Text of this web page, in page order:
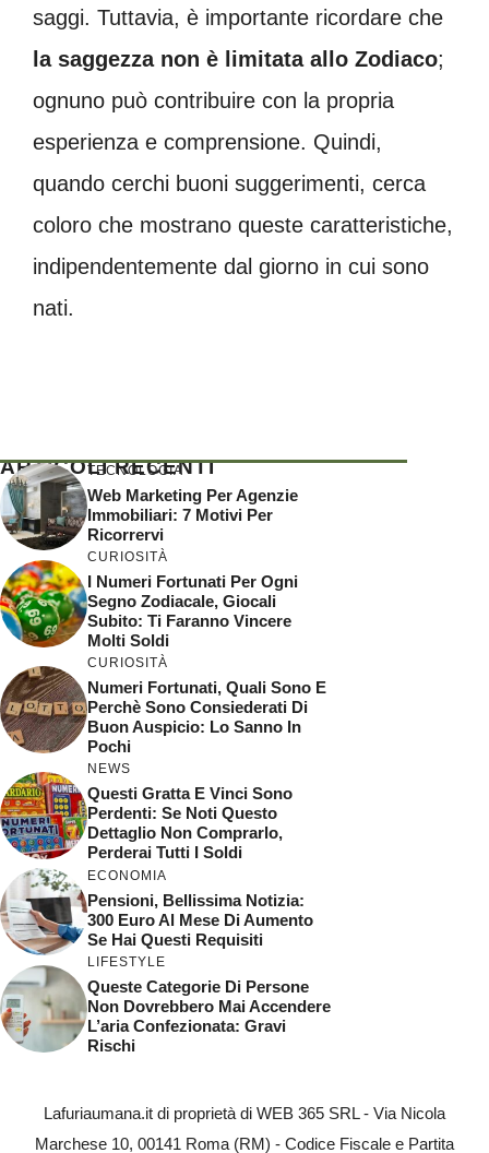
saggi. Tuttavia, è importante ricordare che
la saggezza non è limitata allo Zodiaco;
ognuno può contribuire con la propria
esperienza e comprensione. Quindi,
quando cerchi buoni suggerimenti, cerca
coloro che mostrano queste caratteristiche,
indipendentemente dal giorno in cui sono
nati.
ARTICOLI RECENTI
TECNOLOGIA
Web Marketing Per Agenzie
Immobiliari: 7 Motivi Per
Ricorrervi
CURIOSITÀ
I Numeri Fortunati Per Ogni
Segno Zodiacale, Giocali
Subito: Ti Faranno Vincere
Molti Soldi
CURIOSITÀ
Numeri Fortunati, Quali Sono E
Perchè Sono Consiederati Di
Buon Auspicio: Lo Sanno In
Pochi
NEWS
Questi Gratta E Vinci Sono
Perdenti: Se Noti Questo
Dettaglio Non Comprarlo,
Perderai Tutti I Soldi
ECONOMIA
Pensioni, Bellissima Notizia:
300 Euro Al Mese Di Aumento
Se Hai Questi Requisiti
LIFESTYLE
Queste Categorie Di Persone
Non Dovrebbero Mai Accendere
L’aria Confezionata: Gravi
Rischi
Lafuriaumana.it di proprietà di WEB 365 SRL - Via Nicola
Marchese 10, 00141 Roma (RM) - Codice Fiscale e Partita